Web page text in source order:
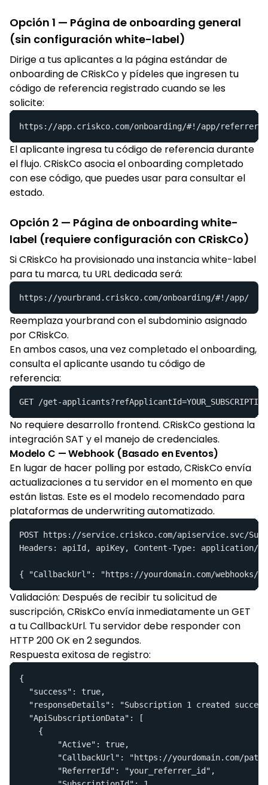
Opción 1 — Página de onboarding general
(sin configuración white-label)
Dirige a tus aplicantes a la página estándar de
onboarding de CRiskCo y pídeles que ingresen tu
código de referencia registrado cuando se les
solicite:
https://app.criskco.com/onboarding/#!/app/referrer-
El aplicante ingresa tu código de referencia durante
el flujo. CRiskCo asocia el onboarding completado
con ese código, que puedes usar para consultar el
estado.
Opción 2 — Página de onboarding white-
label (requiere configuración con CRiskCo)
Si CRiskCo ha provisionado una instancia white-label
para tu marca, tu URL dedicada será:
https://yourbrand.criskco.com/onboarding/#!/app/
Reemplaza yourbrand con el subdominio asignado
por CRiskCo.
En ambos casos, una vez completado el onboarding,
consulta el aplicante usando tu código de
referencia:
GET /get-
No requiere desarrollo frontend. CRiskCo gestiona la
integración SAT y el manejo de credenciales.
Modelo C — Webhook (Basado en Eventos)
En lugar de hacer polling por estado, CRiskCo envía
actualizaciones a tu servidor en el momento en que
están listas. Este es el modelo recomendado para
plataformas de underwriting automatizado.
POST https://service.criskco.com/apiservice.svc/
Headers: apiId, apiKey, Content-Type: application/
{ "CallbackUrl": "https://yourdomain.com/webhooks/
Validación: Después de recibir tu solicitud de
suscripción, CRiskCo envía inmediatamente un GET
a tu CallbackUrl. Tu servidor debe responder con
HTTP 200 OK en 2 segundos.
Respuesta exitosa de registro:
{
  "success": true,
"responseDetails": "Subscription 1 created
  "ApiSubscriptionData": [